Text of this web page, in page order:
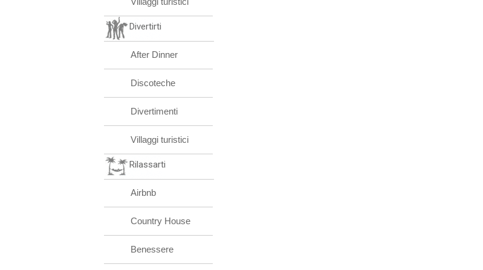
Divertirti
After Dinner
Discoteche
Divertimenti
Villaggi turistici
Rilassarti
Airbnb
Country House
Benessere